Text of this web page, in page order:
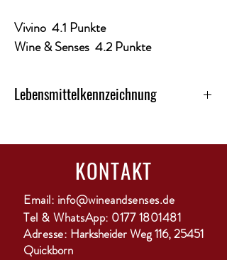
Vivino 4.1 Punkte
Wine & Senses 4.2 Punkte
Lebensmittelkennzeichnung
Region: Barossa Valley
Ausbau: 16-monatige Reife im Holzfass
Enhält Sulfite: ja
Rebsorte: Shiraz
Temperatur: von 15 – 18 °C
KONTAKT
Email: info@wineandsenses.de
Tel & WhatsApp: 0177 1801481
Adresse: Harksheider Weg 116, 25451
Quickborn